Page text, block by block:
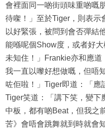
會裡面同一啲街頭味重啲嘅
待㗎！」至於Tiger，則表示
以好緊張，被問到會否彈結
能喺呢個Show度，或者好
未知住！」Frankie亦和應
我一直以嚟好想做嘅，但唔
咗佢啦！」Tiger即道：「
Tiger笑道：「講下笑，變下
中板，都有啲Beat，但我之
苦》會唔會跳舞就到時就會